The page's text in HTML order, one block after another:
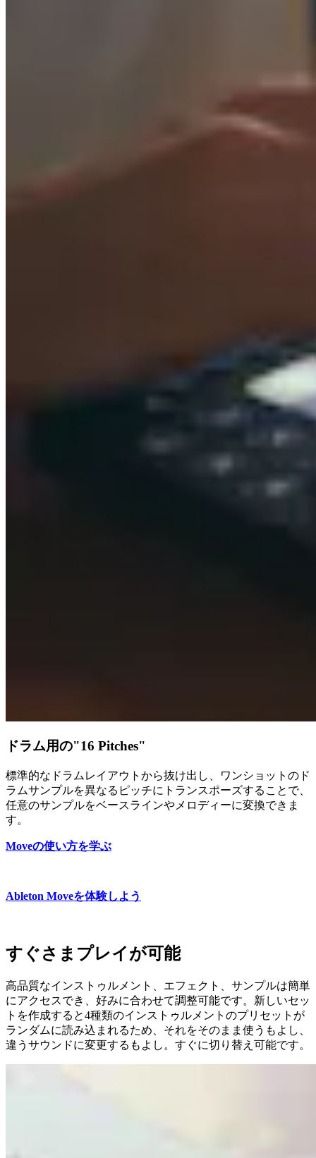
ドラム用の"16 Pitches"
標準的なドラムレイアウトから抜け出し、ワンショットのド
ラムサンプルを異なるピッチにトランスポーズすることで、
任意のサンプルをベースラインやメロディーに変換できま
す。
Moveの使い方を学ぶ
Ableton Moveを体験しよう
すぐさまプレイが可能
高品質なインストゥルメント、エフェクト、サンプルは簡単
にアクセスでき、好みに合わせて調整可能です。新しいセッ
トを作成すると4種類のインストゥルメントのプリセットが
ランダムに読み込まれるため、それをそのまま使うもよし、
違うサウンドに変更するもよし。すぐに切り替え可能です。